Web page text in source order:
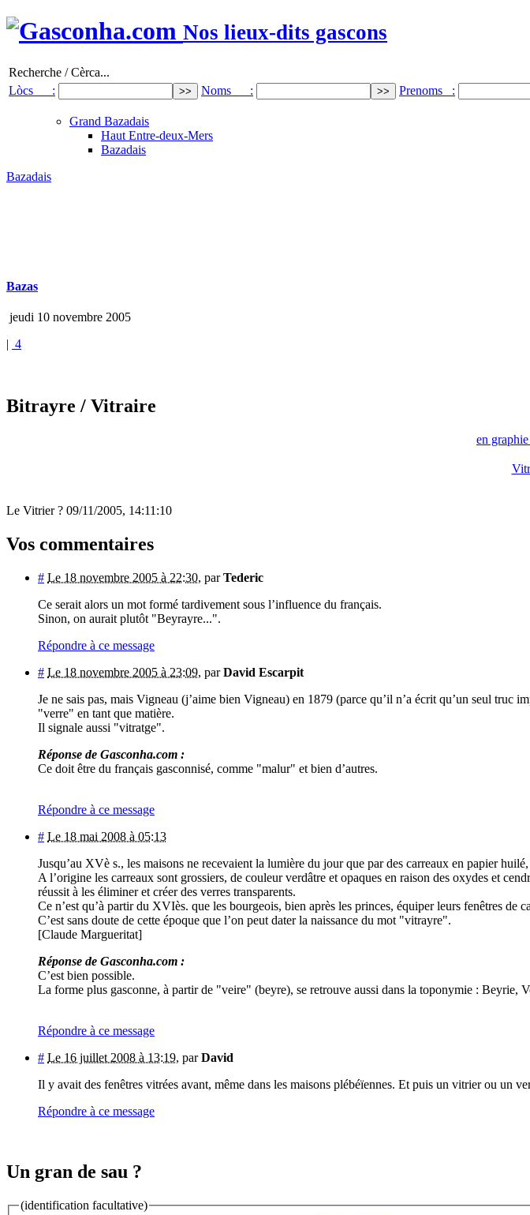
Nos lieux-dits gascons
Recherche / Cèrca...
Lòcs :
Noms : Prenoms :
Grand Bazadais
Haut Entre-deux-Mers
Bazadais
Bazadais
Bazas
jeudi 10 novembre 2005
| 4
Bitrayre / Vitraire
en
Le Vitrier ? 09/11/2005, 14:11:10
Vos commentaires
# Le 18 novembre 2005 à 22:30, parTederic
Ce serait alors un mot formé tardivement sous l’influence du français.
Sinon, on aurait plutôt "Beyrayre...".
Répondre à ce message
# Le 18 novembre 2005 à 23:09, parDavid Escarpit
Je ne sais pas, mais Vigneau (j’aime bien Vigneau) en 1879 (parce qu’il n’a écrit qu’un seul
"verre" en tant que matière.
Il signale aussi "vitratge".
Réponse de Gasconha.com :
Ce doit être du français gasconnisé, comme "malur" et bien d’autres.
Répondre à ce message
# Le 18 mai 2008 à 05:13
Jusqu’au XVè s., les maisons ne recevaient la lumière du jour que par des carreaux en papier
A l’origine les carreaux sont grossiers, de couleur verdâtre et opaques en raison des oxydes et
réussit à les éliminer et créer des verres transparents.
Ce n’est qu’à partir du XVIès. que les bourgeois, bien après les princes, équiper leurs fenêtres de
C’est sans doute de cette époque que l’on peut dater la naissance du mot "vitrayre".
[Claude Margueritat]
Réponse de Gasconha.com :
C’est bien possible.
La forme plus gasconne, à partir de "veire" (beyre), se retrouve aussi dans la toponymie : Beyrie,
Répondre à ce message
# Le 16 juillet 2008 à 13:19, parDavid
Il y avait des fenêtres vitrées avant, même dans les maisons plébéïennes. Et puis un vitrier ou un
Répondre à ce message
Un gran de sau ?
(identification facultative)